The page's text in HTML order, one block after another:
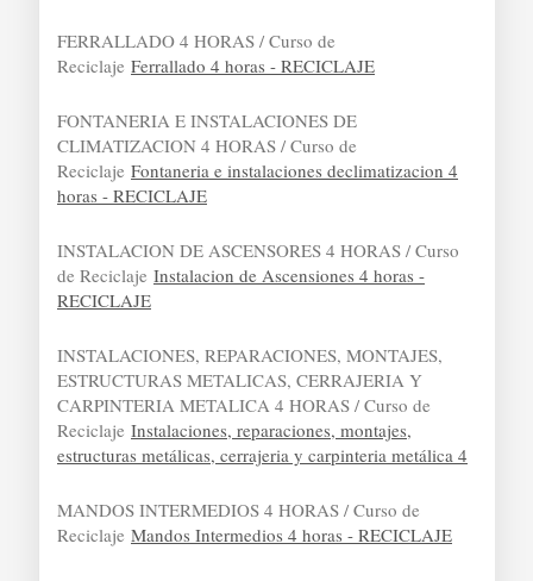
FERRALLADO 4 HORAS / Curso de
Reciclaje Ferrallado 4 horas - RECICLAJE
FONTANERIA E INSTALACIONES DE
CLIMATIZACION 4 HORAS / Curso de
Reciclaje Fontaneria e instalaciones declimatizacion 4
horas - RECICLAJE
INSTALACION DE ASCENSORES 4 HORAS / Curso
de Reciclaje Instalacion de Ascensiones 4 horas -
RECICLAJE
INSTALACIONES, REPARACIONES, MONTAJES,
ESTRUCTURAS METALICAS, CERRAJERIA Y
CARPINTERIA METALICA 4 HORAS / Curso de
Reciclaje Instalaciones, reparaciones, montajes,
estructuras metálicas, cerrajeria y carpinteria metálica 4
MANDOS INTERMEDIOS 4 HORAS / Curso de
Reciclaje Mandos Intermedios 4 horas - RECICLAJE